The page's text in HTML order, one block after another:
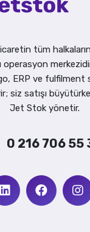
tüm
operasyon
ERP ve fulfilment
siz satışı
Jet Stok yönetir.
0 216 706 55